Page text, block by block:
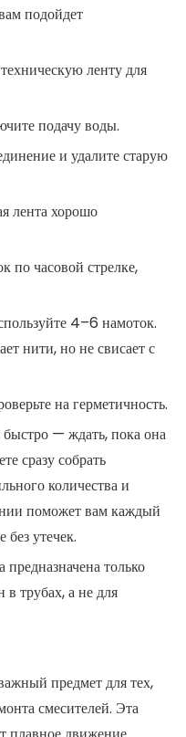
подойдет
ленту для
подачу воды.
и удалите старую
лента хорошо
по часовой стрелке,
4–6 намоток.
нити, но не свисает с
на герметичность.
быстро — ждать, пока она
сразу собрать
количества и
поможет вам каждый
без утечек.
только
трубах, а не для
предмет для тех,
смесителей. Эта